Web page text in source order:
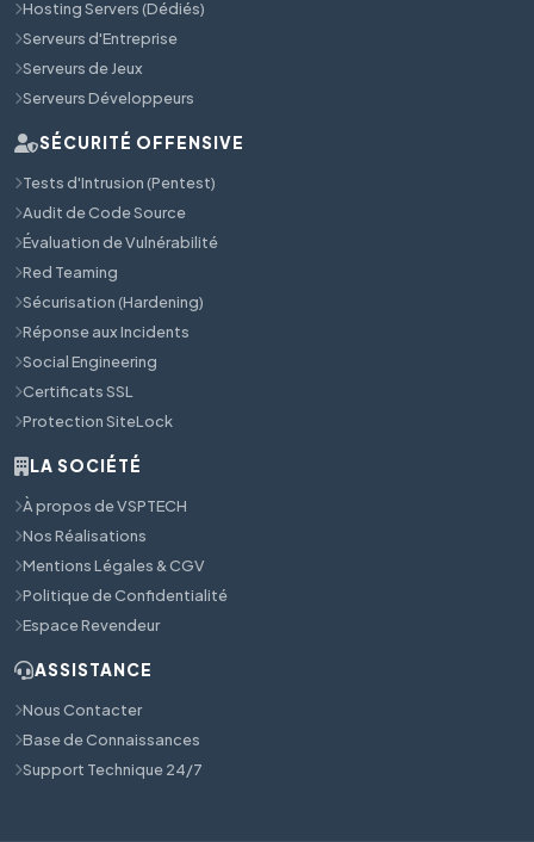
Hosting Servers (Dédiés)
Serveurs d'Entreprise
Serveurs de Jeux
Serveurs Développeurs
SÉCURITÉ OFFENSIVE
Tests d'Intrusion (Pentest)
Audit de Code Source
Évaluation de Vulnérabilité
Red Teaming
Sécurisation (Hardening)
Réponse aux Incidents
Social Engineering
Certificats SSL
Protection SiteLock
LA SOCIÉTÉ
À propos de VSPTECH
Nos Réalisations
Mentions Légales & CGV
Politique de Confidentialité
Espace Revendeur
ASSISTANCE
Nous Contacter
Base de Connaissances
Support Technique 24/7